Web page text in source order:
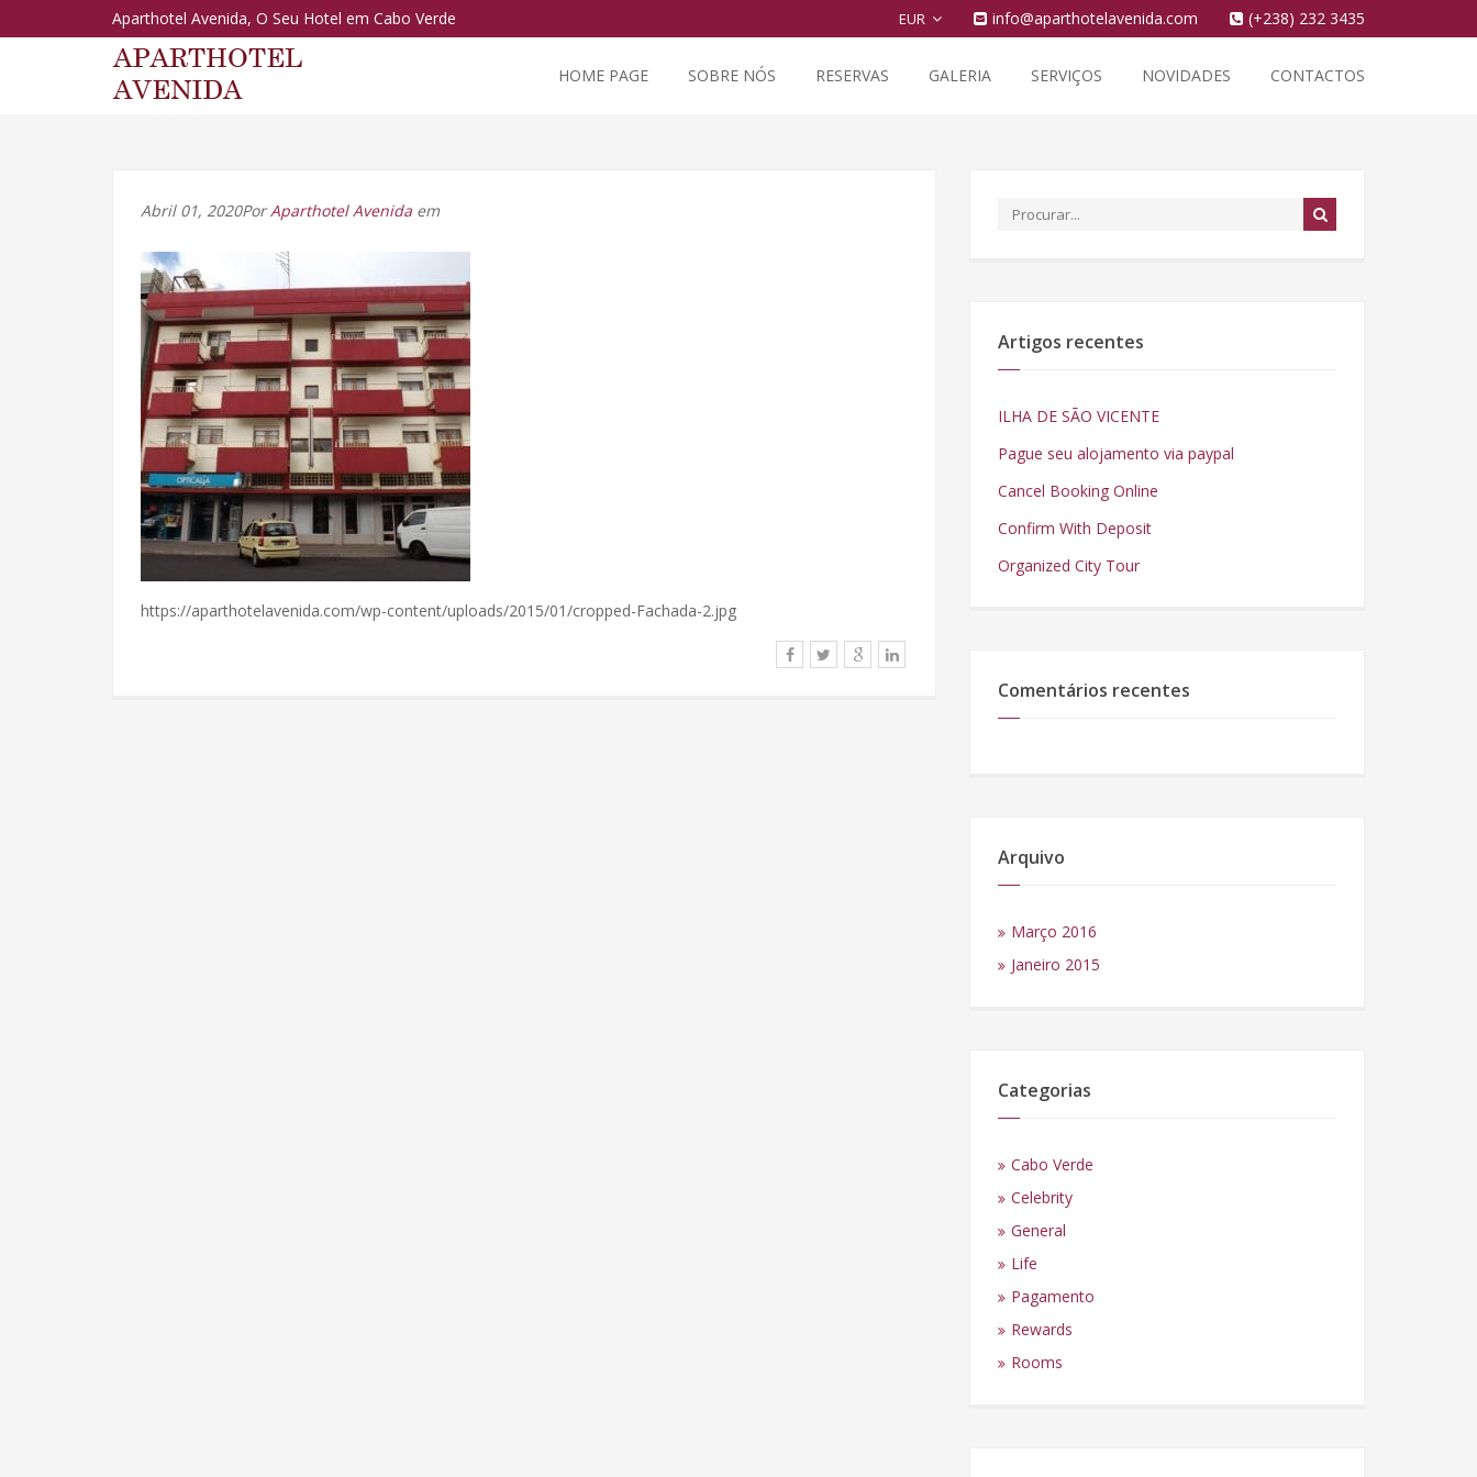
Aparthotel Avenida, O Seu Hotel em Cabo Verde EUR info@aparthotelavenida.com (+238) 232 3435
HOME PAGE SOBRE NÓS RESERVAS GALERIA SERVIÇOS NOVIDADES CONTACTOS
Abril 01, 2020PorAparthotel Avenida em
https://aparthotelavenida.com/wp-content/uploads/2015/01/cropped-Fachada-2.jpg
Artigos recentes
ILHA DE SÃO VICENTE
Pague seu alojamento via paypal
Cancel Booking Online
Confirm With Deposit
Organized City Tour
Comentários recentes
Arquivo
Março 2016
Janeiro 2015
Categorias
Cabo Verde
Celebrity
General
Life
Pagamento
Rewards
Rooms